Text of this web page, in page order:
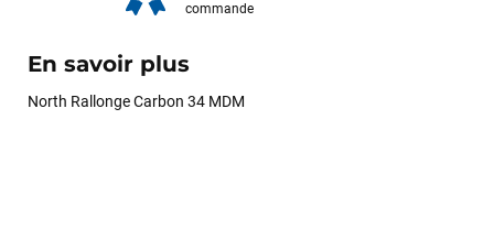
commande
En savoir plus
North Rallonge Carbon 34 MDM